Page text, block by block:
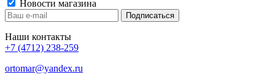
Новости магазина
Наши контакты
+7 (4712) 238-259
ortomar@yandex.ru